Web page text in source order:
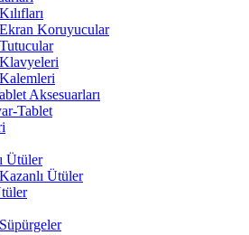
Koruyucular
Aksesuarları
Tablet
Ütüler
Ütüler